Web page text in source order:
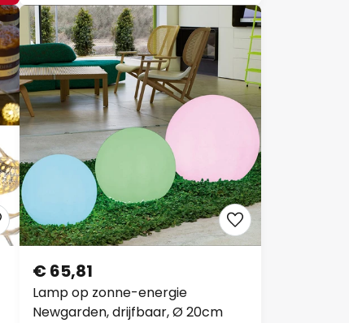
Lamp op zonne-energie
Newgarden, drijfbaar, Ø 20cm
€ 65,81